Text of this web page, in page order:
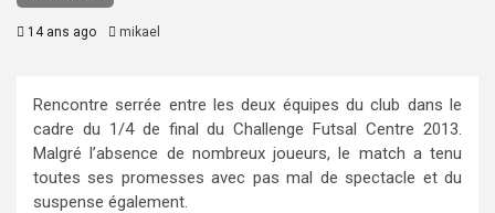
14 ans ago mikael
Rencontre serrée entre les deux équipes du club dans le
cadre du 1/4 de final du Challenge Futsal Centre 2013.
Malgré l’absence de nombreux joueurs, le match a tenu
toutes ses promesses avec pas mal de spectacle et du
suspense également.